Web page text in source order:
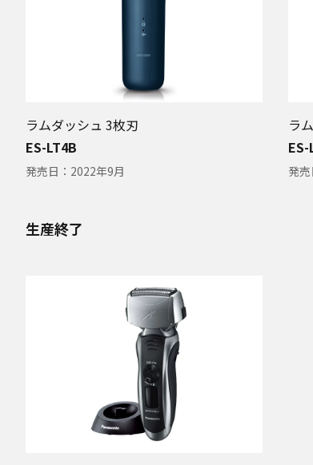
ラムダッシュ 3枚刃
ES-LT4B
発売日： 2022年9月
ラ
ES-
発売
生産終了